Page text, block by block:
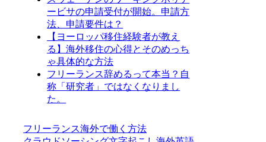
ービサの申請受付が開始。申請方
法、申請要件は？
【ヨーロッパ移住経験者が教え
る】海外移住の心得とそのめっち
ゃ具体的な方法
フリーランス辞めるって本当？自
称「研究者」ではなくなりまし
た。
フリーランス海外で働く方法